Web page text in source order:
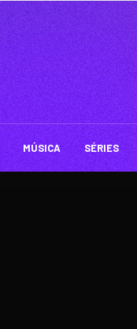
MÚSICA SÉRIES